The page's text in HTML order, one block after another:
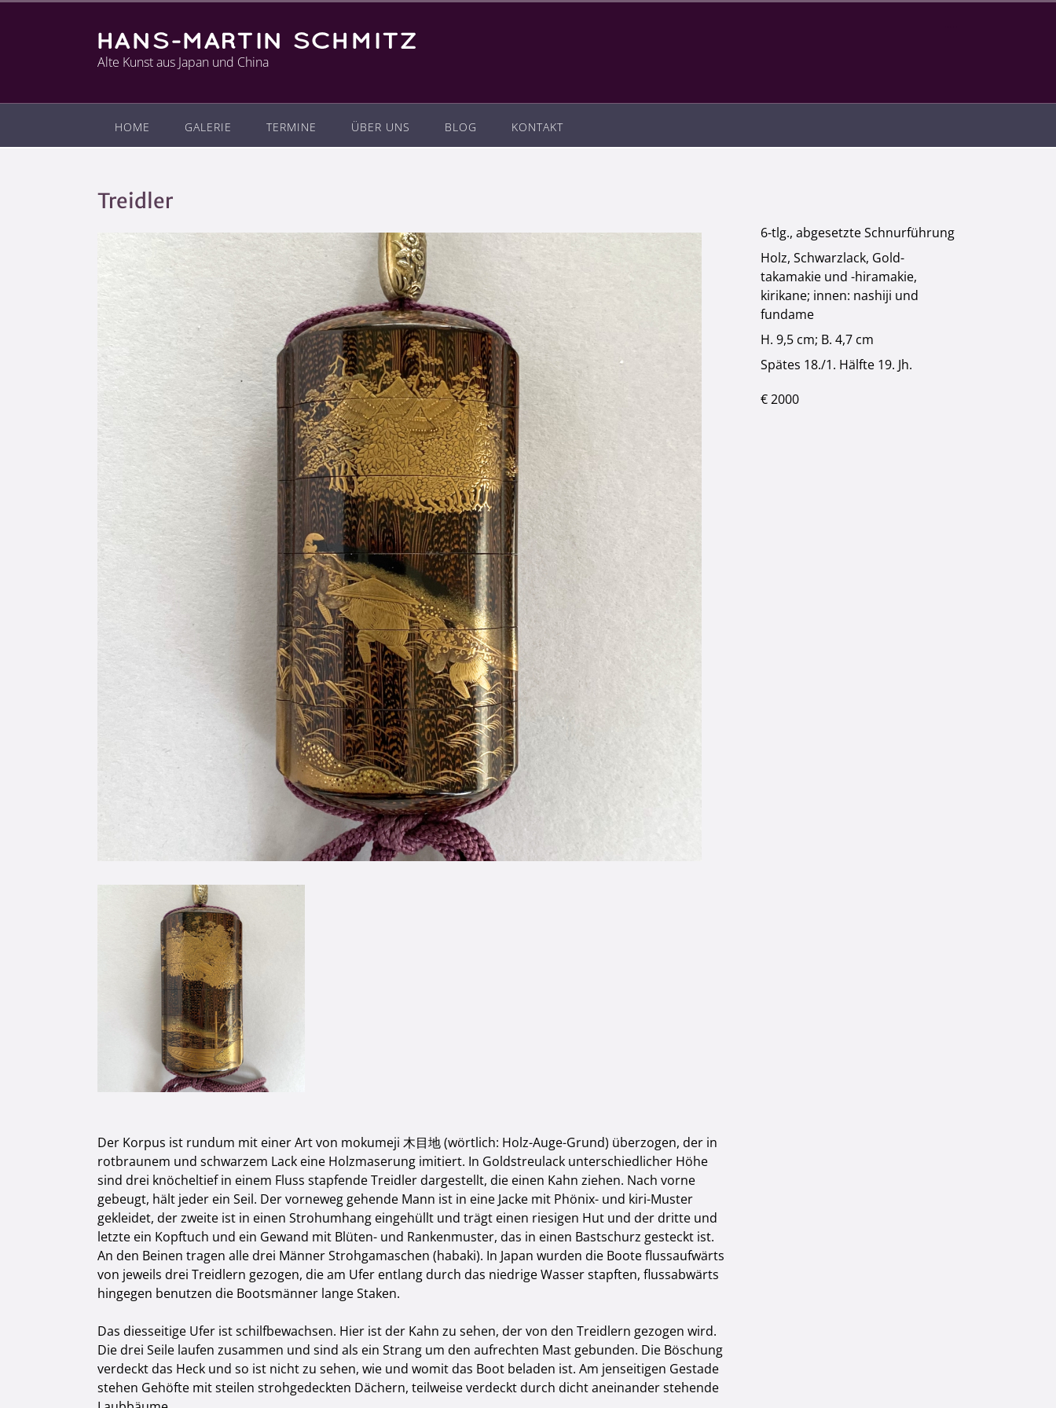
Alte Kunst aus Japan und China
HOME GALERIE TERMINE ÜBER UNS BLOG KONTAKT
Treidler
Der Korpus ist rundum mit einer Art von mokumeji 木目地 (wörtlich: Holz-Auge-Grund) überzogen, der in
rotbraunem und schwarzem Lack eine Holzmaserung imitiert. In Goldstreulack unterschiedlicher Höhe
sind drei knöcheltief in einem Fluss stapfende Treidler dargestellt, die einen Kahn ziehen. Nach vorne
gebeugt, hält jeder ein Seil. Der vorneweg gehende Mann ist in eine Jacke mit Phönix- und kiri-Muster
gekleidet, der zweite ist in einen Strohumhang eingehüllt und trägt einen riesigen Hut und der dritte und
letzte ein Kopftuch und ein Gewand mit Blüten- und Rankenmuster, das in einen Bastschurz gesteckt ist.
An den Beinen tragen alle drei Männer Strohgamaschen (habaki). In Japan wurden die Boote flussaufwärts
von jeweils drei Treidlern gezogen, die am Ufer entlang durch das niedrige Wasser stapften, flussabwärts
hingegen benutzen die Bootsmänner lange Staken.
Das diesseitige Ufer ist schilfbewachsen. Hier ist der Kahn zu sehen, der von den Treidlern gezogen wird.
Die drei Seile laufen zusammen und sind als ein Strang um den aufrechten Mast gebunden. Die Böschung
verdeckt das Heck und so ist nicht zu sehen, wie und womit das Boot beladen ist. Am jenseitigen Gestade
stehen Gehöfte mit steilen strohgedeckten Dächern, teilweise verdeckt durch dicht aneinander stehende
6-tlg., abgesetzte Schnurführung
Holz, Schwarzlack, Gold-
takamakie und -hiramakie,
kirikane; innen: nashiji und
fundame
H. 9,5 cm; B. 4,7 cm
Spätes 18./1. Hälfte 19. Jh.
€ 2000